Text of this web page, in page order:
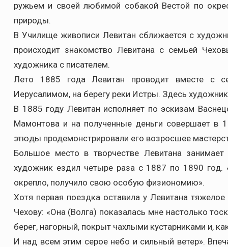
ружьем и своей любимой собакой Вестой по
природы.
В Училище живописи Левитан сближается с
происходит знакомство Левитана с семьей
художника с писателем.
Лето 1885 года Левитан проводит вместе с
Иерусалимом, на берегу реки Истры. Здесь
В 1885 году Левитан исполняет по эскизам
Мамонтова и на полученные деньги совершает в
этюды продемонстрировали его возросшее
Большое место в творчестве Левитана
художник ездил четыре раза с 1887 по 1890 год.
окрепло, получило свою особую физиономию».
Хотя первая поездка оставила у Левитана
Чехову: «Она (Волга) показалась мне настолько
берег, нагорный, покрыт чахлыми кустарниками и,
И над всем этим серое небо и сильный ветер».